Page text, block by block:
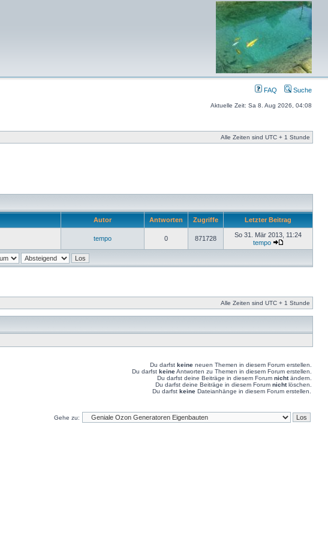
FAQ Suche
Aktuelle Zeit: Sa 8. Aug 2026, 04:08
Alle Zeiten sind UTC + 1 Stunde
Autor Antworten Zugriffe Letzter Beitrag
tempo 0 871728
So 31. Mär 2013, 11:24
tempo
Alle Zeiten sind UTC + 1 Stunde
Du darfst keine neuen Themen in diesem Forum erstellen.
Du darfst keineAntworten zu Themen in diesem Forum erstellen.
Du darfst deine Beiträge in diesem Forum nichtändern.
Du darfst deine Beiträge in diesem Forum nichtlöschen.
Du darfst keine Dateianhänge in diesem Forum erstellen.
Gehe zu: